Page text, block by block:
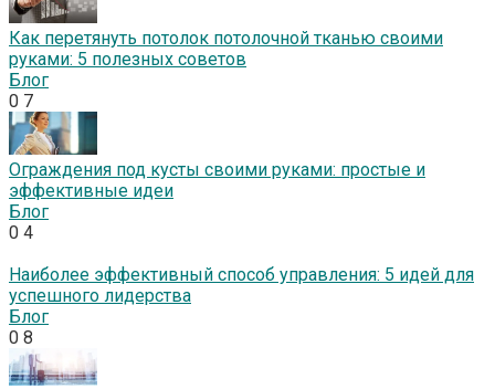
Как перетянуть потолок потолочной тканью своими
руками: 5 полезных советов
Блог
0 7
Ограждения под кусты своими руками: простые и
эффективные идеи
Блог
0 4
Наиболее эффективный способ управления: 5 идей для
успешного лидерства
Блог
0 8